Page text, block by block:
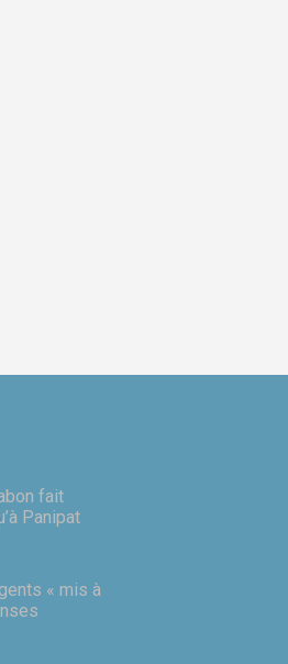
fait
Panipat
« mis à